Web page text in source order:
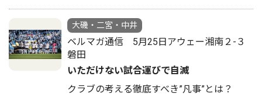
大磯・二宮・中井
ベルマガ通信 5月25日アウェー湘南２-３
磐田
いただけない試合運びで自滅
クラブの考える徹底すべき”凡事”とは？